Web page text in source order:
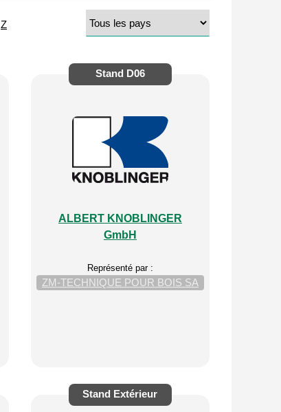
Z
Stand D06
ALBERT KNOBLINGER
GmbH
Représenté par :
ZM-TECHNIQUE POUR BOIS SA
Stand Extérieur